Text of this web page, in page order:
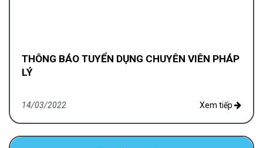
THÔNG BÁO TUYỂN DỤNG CHUYÊN VIÊN PHÁP
LÝ
14/03/2022 Xem tiếp